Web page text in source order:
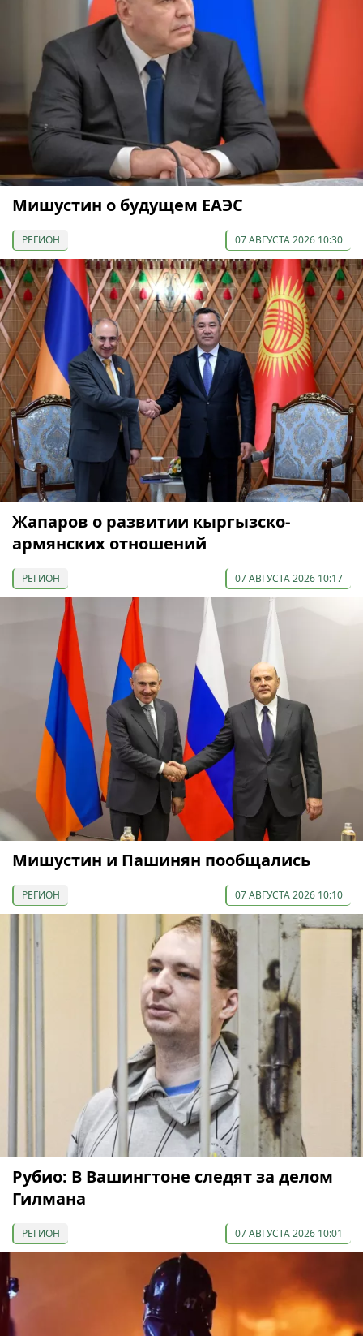
Мишустин о будущем ЕАЭС
РЕГИОН 07 АВГУСТА 2026 10:30
Жапаров о развитии кыргызско-
армянских отношений
РЕГИОН 07 АВГУСТА 2026 10:17
Мишустин и Пашинян пообщались
РЕГИОН 07 АВГУСТА 2026 10:10
Рубио: В Вашингтоне следят за делом
Гилмана
РЕГИОН 07 АВГУСТА 2026 10:01